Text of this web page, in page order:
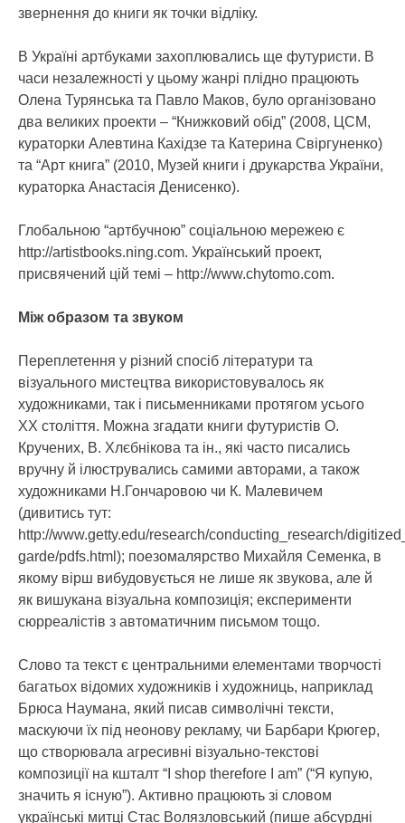
звернення до книги як точки відліку.
В Україні артбуками захоплювались ще футуристи. В
часи незалежності у цьому жанрі плідно працюють
Олена Турянська та Павло Маков, було організовано
два великих проекти – “Книжковий обід” (2008, ЦСМ,
кураторки Алевтина Кахідзе та Катерина Свіргуненко)
та “Арт книга” (2010, Музей книги і друкарства України,
кураторка Анастасія Денисенко).
Глобальною “артбучною” соціальною мережею є
http://artistbooks.ning.com. Український проект,
присвячений цій темі – http://www.chytomo.com.
Між образом та звуком
Переплетення у різний спосіб літератури та
візуального мистецтва використовувалось як
художниками, так і письменниками протягом усього
ХХ століття. Можна згадати книги футуристів О.
Кручених, В. Хлєбнікова та ін., які часто писались
вручну й ілюструвались самими авторами, а також
художниками Н.Гончаровою чи К. Малевичем
(дивитись тут:
http://www.getty.edu/research/conducting_research/
garde/pdfs.html); поезомалярство Михайля Семенка, в
якому вірш вибудовується не лише як звукова, але й
як вишукана візуальна композиція; експерименти
сюрреалістів з автоматичним письмом тощо.
Слово та текст є центральними елементами творчості
багатьох відомих художників і художниць, наприклад
Брюса Наумана, який писав символічні тексти,
маскуючи їх під неонову рекламу, чи Барбари Крюгер,
що створювала агресивні візуально-текстові
композиції на кшталт “I shop therefore I am” (“Я купую,
значить я існую”). Активно працюють зі словом
українські митці Стас Волязловський (пише абсурдні